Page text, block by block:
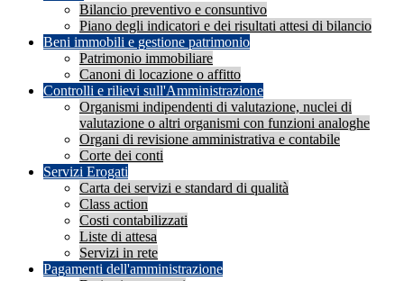
Bilancio preventivo e consuntivo
Piano degli indicatori e dei risultati attesi di bilancio
Beni immobili e gestione patrimonio
Patrimonio immobiliare
Canoni di locazione o affitto
Controlli e rilievi sull'Amministrazione
Organismi indipendenti di valutazione, nuclei di
valutazione o altri organismi con funzioni analoghe
Organi di revisione amministrativa e contabile
Corte dei conti
Servizi Erogati
Carta dei servizi e standard di qualità
Class action
Costi contabilizzati
Liste di attesa
Servizi in rete
Pagamenti dell'amministrazione